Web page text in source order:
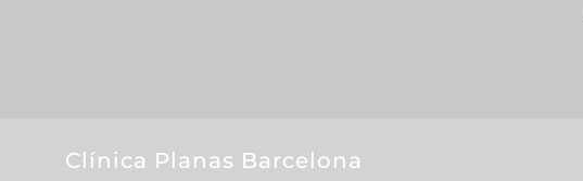
Clínica Planas Barcelona